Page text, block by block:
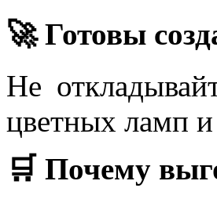
🚀 Готовы
Не
цветных ламп и
🛒 Почему